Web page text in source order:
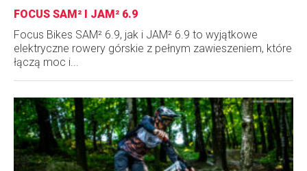
FOCUS SAM² I JAM² 6.9
Focus Bikes SAM² 6.9, jak i JAM² 6.9 to wyjątkowe
elektryczne rowery górskie z pełnym zawieszeniem, które
łączą moc i...